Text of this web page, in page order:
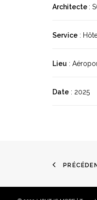
Architecte :
Service :
Lieu :
Date : 2025